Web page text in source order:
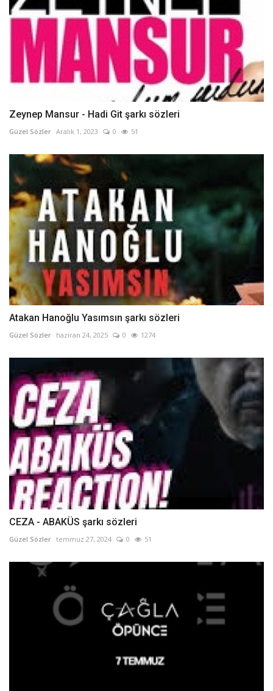
Zeynep Mansur - Hadi Git şarkı sözleri
Güzel Sözler Aralık 1, 2023 0 51
Atakan Hanoğlu Yasımsın şarkı sözleri
Güzel Sözler haziran 24, 2025 0 1274
CEZA - ABAKÜS şarkı sözleri
Güzel Sözler temmuz 27, 2024 0 51